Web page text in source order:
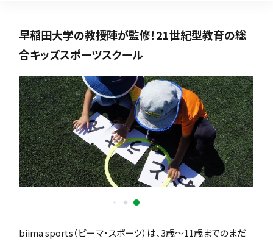
早稲田大学の教授陣が監修！21世紀型教育の総
合キッズスポーツスクール
biima sports（ビーマ・スポーツ）は、3歳〜11歳までのまだ